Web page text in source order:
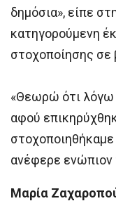
δημόσια», είπε
κατηγορούμενη
στοχοποίησης σε
«Θεωρώ ότι λόγω
αφού
ανέφερε ενώπιον
Μαρία